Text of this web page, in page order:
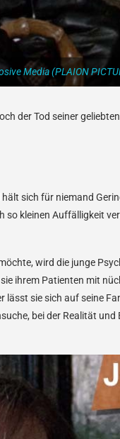
Media (PLAION
der Tod seiner
sich für niemand
kleinen Auffälligkeit
wird die junge
ihrem Patienten mit
lässt sie sich auf seine
bei der Realität